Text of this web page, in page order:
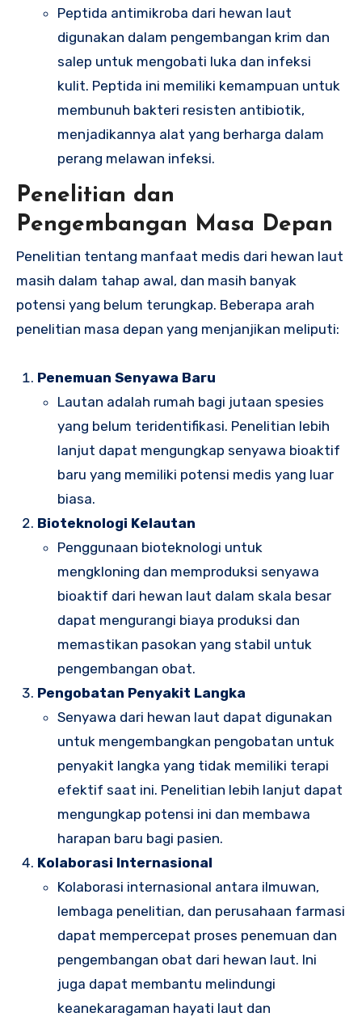
Peptida antimikroba dari hewan laut
digunakan dalam pengembangan krim dan
salep untuk mengobati luka dan infeksi
kulit. Peptida ini memiliki kemampuan untuk
membunuh bakteri resisten antibiotik,
menjadikannya alat yang berharga dalam
perang melawan infeksi.
Penelitian dan
Pengembangan Masa Depan
Penelitian tentang manfaat medis dari hewan laut
masih dalam tahap awal, dan masih banyak
potensi yang belum terungkap. Beberapa arah
penelitian masa depan yang menjanjikan meliputi:
Penemuan Senyawa Baru
Lautan adalah rumah bagi jutaan spesies
yang belum teridentifikasi. Penelitian lebih
lanjut dapat mengungkap senyawa bioaktif
baru yang memiliki potensi medis yang luar
biasa.
Bioteknologi Kelautan
Penggunaan bioteknologi untuk
mengkloning dan memproduksi senyawa
bioaktif dari hewan laut dalam skala besar
dapat mengurangi biaya produksi dan
memastikan pasokan yang stabil untuk
pengembangan obat.
Pengobatan Penyakit Langka
Senyawa dari hewan laut dapat digunakan
untuk mengembangkan pengobatan untuk
penyakit langka yang tidak memiliki terapi
efektif saat ini. Penelitian lebih lanjut dapat
mengungkap potensi ini dan membawa
harapan baru bagi pasien.
Kolaborasi Internasional
Kolaborasi internasional antara ilmuwan,
lembaga penelitian, dan perusahaan farmasi
dapat mempercepat proses penemuan dan
pengembangan obat dari hewan laut. Ini
juga dapat membantu melindungi
keanekaragaman hayati laut dan